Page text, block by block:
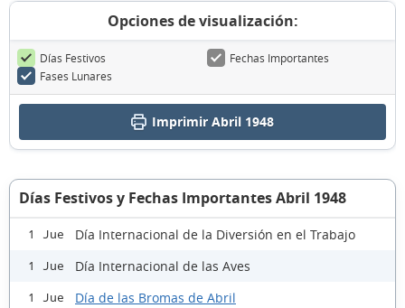
Opciones de visualización:
Días Festivos
Fechas Importantes
Fases Lunares
Imprimir Abril 1948
Días Festivos y Fechas Importantes Abril 1948
1 Jue Día Internacional de la Diversión en el Trabajo
1 Jue Día Internacional de las Aves
1 Jue Día de las Bromas de Abril